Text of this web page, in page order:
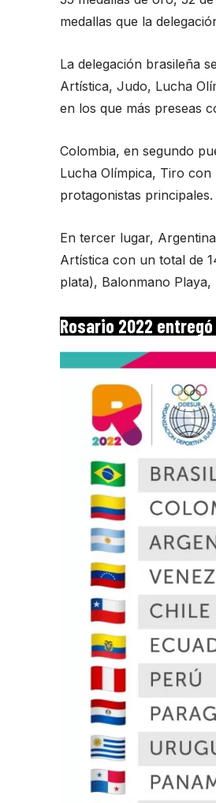
medallas que la
La delegación brasileña
Artística, Judo, Lucha
en los que más preseas
Colombia, en segundo
Lucha Olímpica, Tiro
protagonistas principales.
En tercer lugar,
Artística con un total de
plata), Balonmano
Rosario 2022